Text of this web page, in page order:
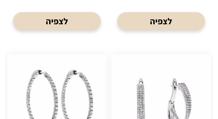
לצפיה לצפיה